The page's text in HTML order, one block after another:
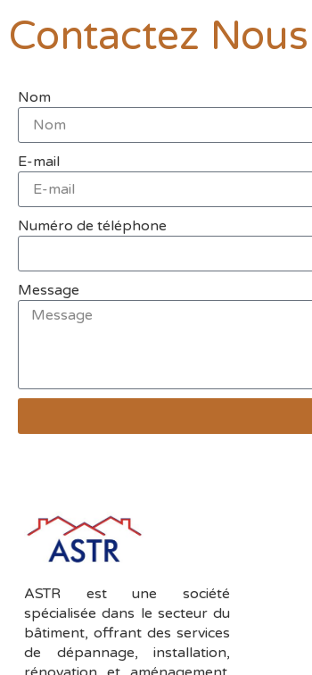
Contactez Nous
Nom
E-mail
Numéro de téléphone
Message
ASTR est une société
spécialisée dans le secteur du
bâtiment, offrant des services
de dépannage, installation,